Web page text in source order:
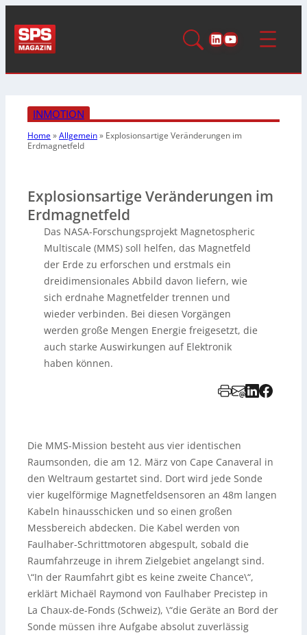
LinkedIn
YouTube
INMOTION
Home»Allgemein» Explosionsartige Veränderungen im
Erdmagnetfeld
Explosionsartige Veränderungen im
Erdmagnetfeld
Das NASA-Forschungsprojekt Magnetospheric
Multiscale (MMS) soll helfen, das Magnetfeld
der Erde zu erforschen und erstmals ein
dreidimensionales Abbild davon liefern, wie
sich erdnahe Magnetfelder trennen und
wieder verbinden. Bei diesen Vorgängen
werden große Mengen Energie freigesetzt, die
auch starke Auswirkungen auf Elektronik
haben können.
Die MMS-Mission besteht aus vier identischen
Raumsonden, die am 12. März von Cape Canaveral in
den Weltraum gestartet sind. Dort wird jede Sonde
vier kugelförmige Magnetfeldsensoren an 48m langen
Kabeln hinausschicken und so einen großen
Messbereich abdecken. Die Kabel werden von
Faulhaber-Schrittmotoren abgespult, sobald die
Raumfahrzeuge in ihrem Zielgebiet angelangt sind.
\“In der Raumfahrt gibt es keine zweite Chance\“,
erklärt Michaël Raymond von Faulhaber Precistep in
La Chaux-de-Fonds (Schweiz), \“die Geräte an Bord der
Sonde müssen ihre Aufgabe absolut zuverlässig